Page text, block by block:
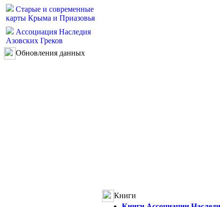
Старые и современные
карты Крыма и Приазовья
Ассоциация Наследия
Азовских Греков
Обновления данных
Книги